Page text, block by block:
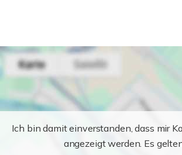
Ich bin damit einverstanden, dass mir
angezeigt werden. Es